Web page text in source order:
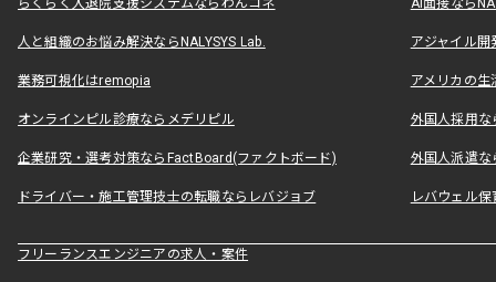
らくらく入退院支援システムならわんコネ AI面接なら
人と組織のお悩み解決ならNALYSYS Lab. アジャイル
業務可視化はremopia アメリカの
オンラインピル診療ならメデリピル 外国人採用
企業研究・選考対策ならFactBoard(ファクトボード) 外国人派遣な
ドライバー・施工管理技士の転職ならレバジョブ レバウェル
フリーランスエンジニアの求人・案件